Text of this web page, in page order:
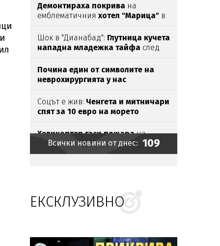
Демонтираха покрива на
емблематичния хотел "Марица" в
Шок в "Дианабад": Глутница кучета
нападна младежка тайфа след
Почина един от символите на
неврохирургията у нас
Соцът е жив: Ченгета и митничари
спят за 10 евро на морето
Хеликоптер гаси пожарана
"Тракия"
Спипахаголямо количество
контрабандно злато и цигари
загуби Европазарадижегите
Всички новини от днес: 109
ЕКСКЛУЗИВНО